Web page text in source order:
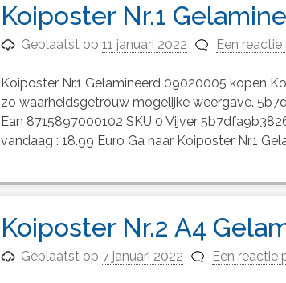
Koiposter Nr.1
Geplaatst op11 januari 2022 Een
Koiposter Nr.1 Gelamineerd 09020005 kopen
zo waarheidsgetrouw mogelijke weergave.
Ean 8715897000102 SKU 0 Vijver
vandaag : 18.99 Euro Ga naar Koiposter Nr.1
Koiposter Nr.2 A4
Geplaatst op 7 januari 2022 Een reactie